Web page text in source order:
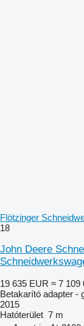
Flötzinger
18
John Deere
19 635 EUR ≈ 7 109
Betakarító adapter -
2015
Hatóterület 7 m